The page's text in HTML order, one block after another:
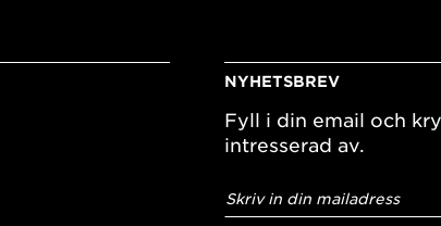
NYHETSBREV
Fyll i din email och
intresserad av.
postadress*